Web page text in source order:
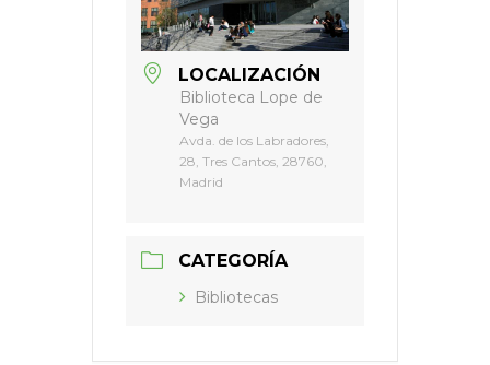
LOCALIZACIÓN
Biblioteca Lope de
Vega
Avda. de los Labradores,
28, Tres Cantos, 28760,
Madrid
CATEGORÍA
Bibliotecas